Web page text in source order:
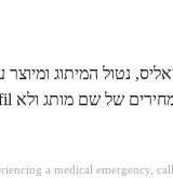
a medical emergency,